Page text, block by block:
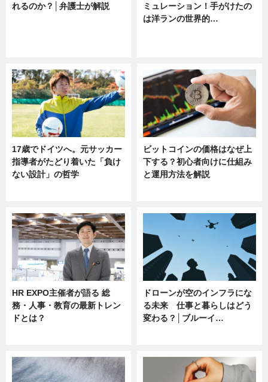
れるのか？│弁護士が解説
ミュレーション！手がけたの
は洋ランの世界的…
17歳でドイツへ。元サッカー
指導者がたどり着いた「負け
ない設計」の哲学
ビットコインの価格はなぜ上
下する？初心者向けに仕組み
と運用方法を解説
HR EXPO主催者が語る 総
務・人事・教育の最新トレン
ドとは？
ドローンが空のインフラにな
る未来 仕事と暮らしはどう
変わる？│ブルーイ…